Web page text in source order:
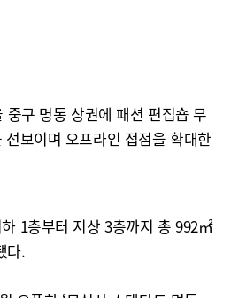
구 명동 상권에 패션 편집숍 무
보이며 오프라인 접점을 확대한
1층부터 지상 3층까지 총 992㎡
다.